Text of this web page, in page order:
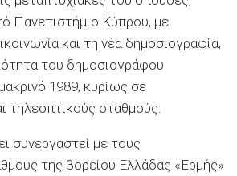
Πανεπιστήμιο Κύπρου, με
και τη νέα δημοσιογραφία,
του δημοσιογράφου
1989, κυρίως σε
τηλεοπτικούς σταθμούς.
συνεργαστεί με τους
της βορείου Ελλάδας «Ερμής»